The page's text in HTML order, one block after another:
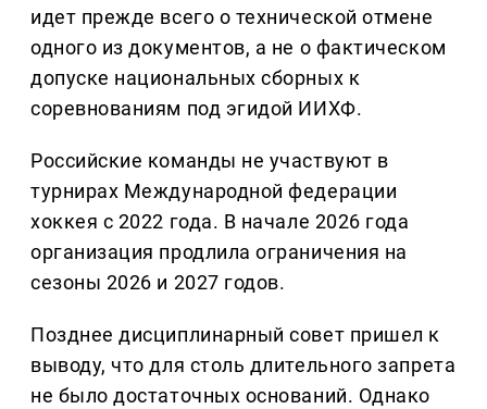
идет прежде всего о технической отмене
одного из документов, а не о фактическом
допуске национальных сборных к
соревнованиям под эгидой ИИХФ.
Российские команды не участвуют в
турнирах Международной федерации
хоккея с 2022 года. В начале 2026 года
организация продлила ограничения на
сезоны 2026 и 2027 годов.
Позднее дисциплинарный совет пришел к
выводу, что для столь длительного запрета
не было достаточных оснований. Однако